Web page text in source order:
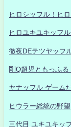
ヒロシッフル！ヒ
ヒロユキユキッフ
徹夜DEテツヤッフ
剛Q超児ともっふる
ヤナッフル ゲーム
ヒウラー総統の野望
三代目 ユキユキッ